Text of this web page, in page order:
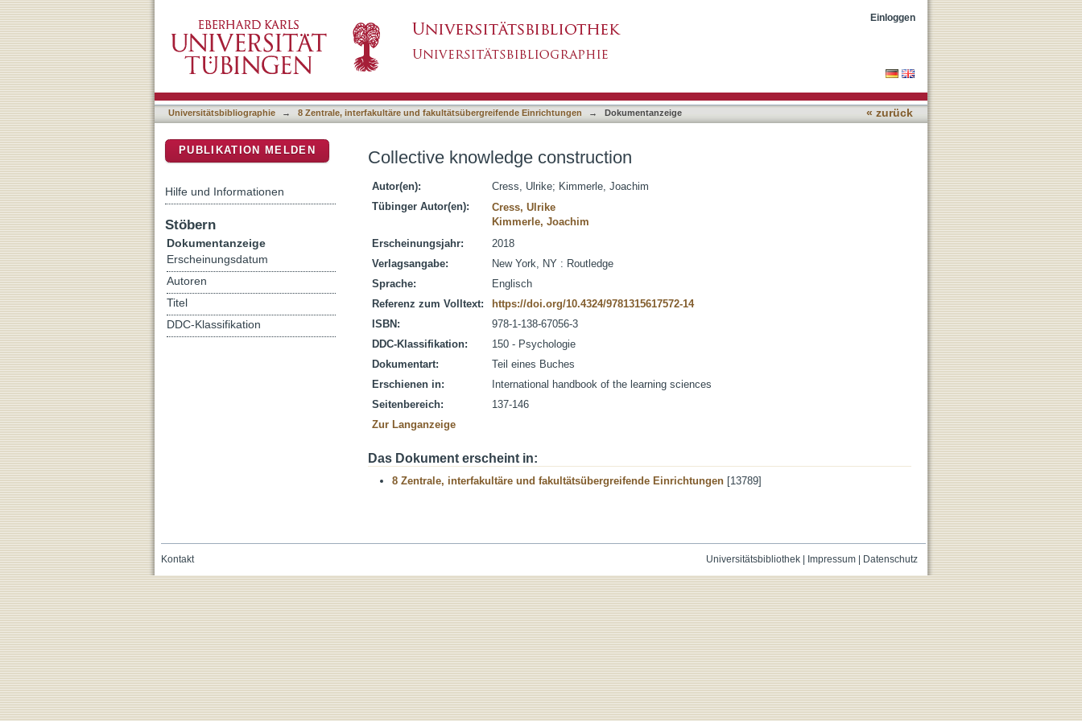
Einloggen
Universitätsbibliographie → 8 Zentrale, interfakultäre und fakultätsübergreifende Einrichtungen → Dokumentanzeige « zurück
Collective knowledge construction
Autor(en): Cress, Ulrike; Kimmerle, Joachim
Tübinger Autor(en):
Cress, Ulrike
Kimmerle, Joachim
Erscheinungsjahr:
2018
Verlagsangabe:
New York, NY : Routledge
Sprache:
Englisch
Referenz zum Volltext:
https://doi.org/10.4324/9781315617572-14
ISBN:
978-1-138-67056-3
DDC-Klassifikation:
150 - Psychologie
Dokumentart:
Teil eines Buches
Erschienen in:
International handbook of the learning sciences
Seitenbereich:
137-146
Zur Langanzeige
Das Dokument erscheint in:
8 Zentrale, interfakultäre und fakultätsübergreifende Einrichtungen [13789]
PUBLIKATION MELDEN
Hilfe und Informationen
Stöbern
Dokumentanzeige
Erscheinungsdatum
Autoren
Titel
DDC-Klassifikation
Universitätsbibliothek| Impressum| Datenschutz
Kontakt